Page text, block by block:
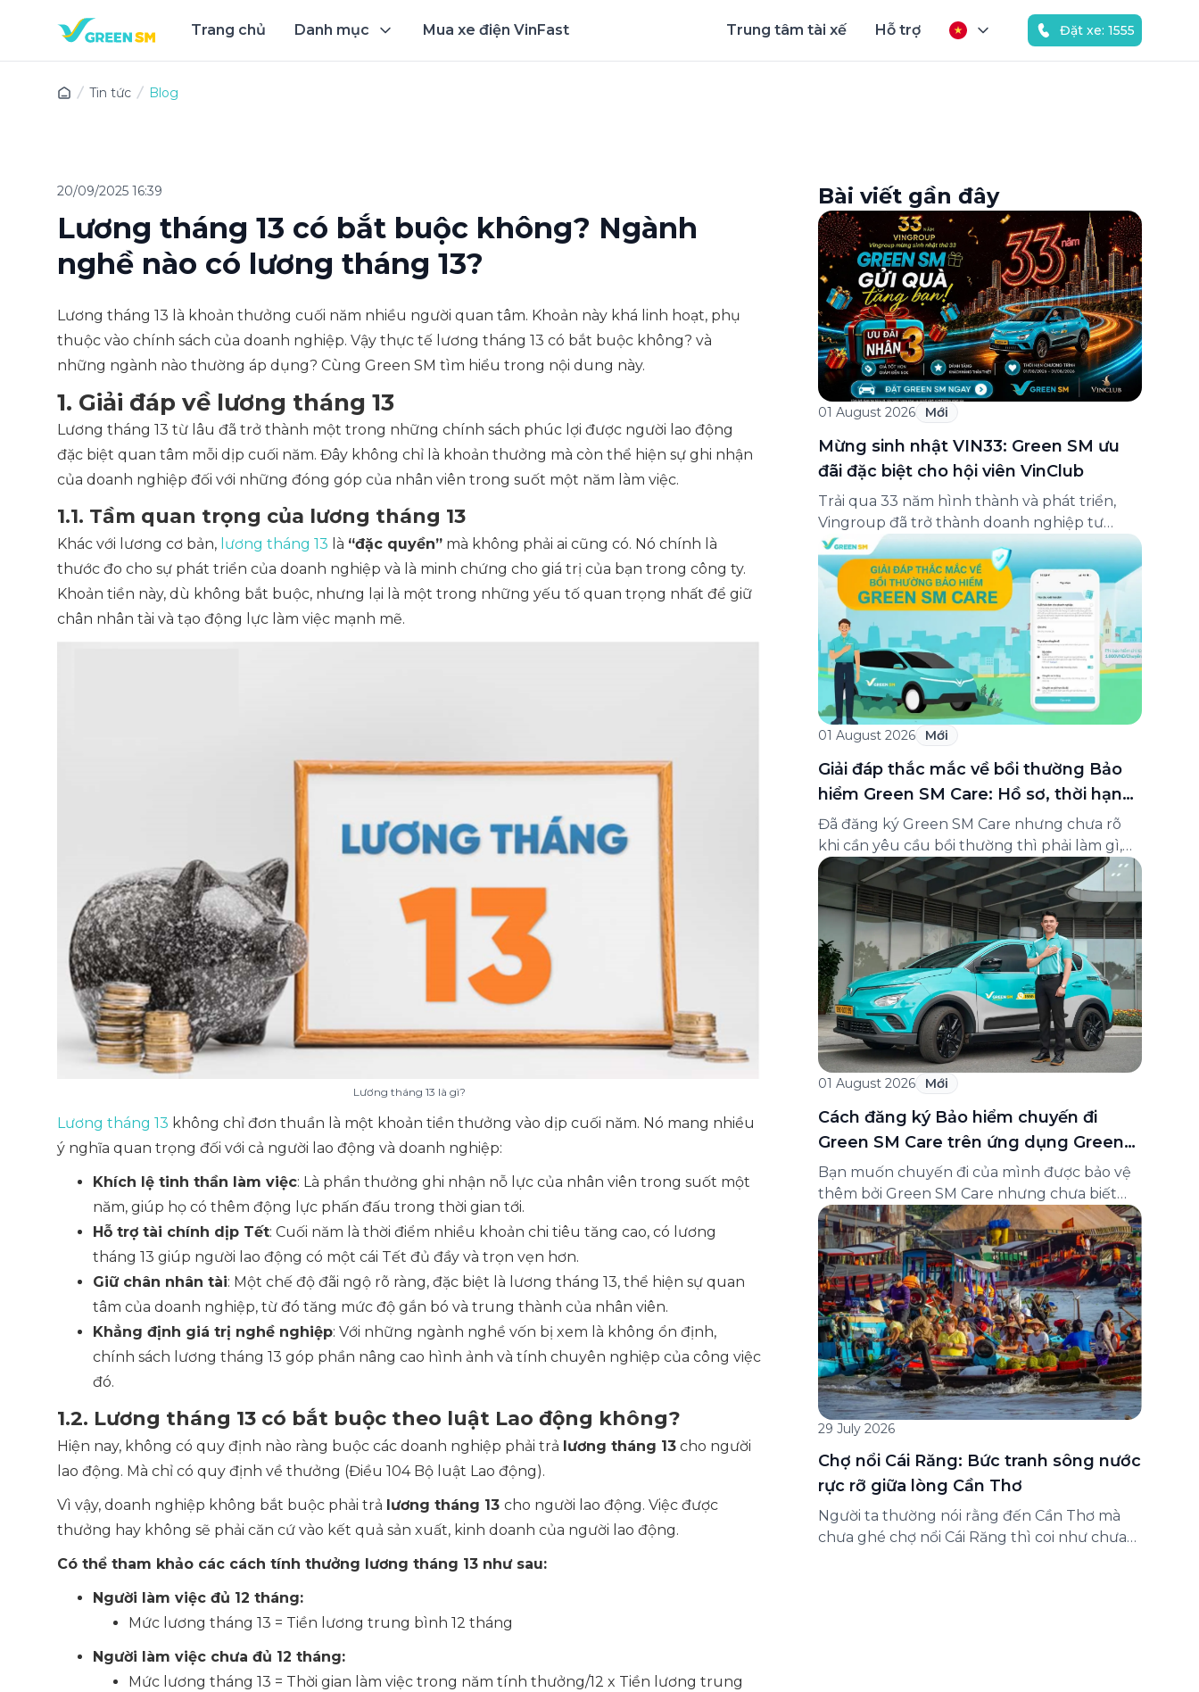
Trang chủ Danh mục Mua xe điện VinFast Trung tâm tài xế Hỗ trợ Đặt xe: 1555
Tin tức Blog
20/09/2025 16:39
Lương tháng 13 có bắt buộc không? Ngành
nghề nào có lương tháng 13?
Lương tháng 13 là khoản thưởng cuối năm nhiều người quan tâm. Khoản này khá linh hoạt, phụ
thuộc vào chính sách của doanh nghiệp. Vậy thực tế lương tháng 13 có bắt buộc không? và
những ngành nào thường áp dụng? Cùng Green SM tìm hiểu trong nội dung này.
1. Giải đáp về lương tháng 13
Lương tháng 13 từ lâu đã trở thành một trong những chính sách phúc lợi được người lao động
đặc biệt quan tâm mỗi dịp cuối năm. Đây không chỉ là khoản thưởng mà còn thể hiện sự ghi nhận
của doanh nghiệp đối với những đóng góp của nhân viên trong suốt một năm làm việc.
1.1. Tầm quan trọng của lương tháng 13
Khác với lương cơ bản, lương tháng 13 là “đặc quyền” mà không phải ai cũng có. Nó chính là
thước đo cho sự phát triển của doanh nghiệp và là minh chứng cho giá trị của bạn trong công ty.
Khoản tiền này, dù không bắt buộc, nhưng lại là một trong những yếu tố quan trọng nhất để giữ
chân nhân tài và tạo động lực làm việc mạnh mẽ.
Lương tháng 13 là gì?
Lương tháng 13 không chỉ đơn thuần là một khoản tiền thưởng vào dịp cuối năm. Nó mang nhiều
ý nghĩa quan trọng đối với cả người lao động và doanh nghiệp:
Khích lệ tinh thần làm việc: Là phần thưởng ghi nhận nỗ lực của nhân viên trong suốt một
năm, giúp họ có thêm động lực phấn đấu trong thời gian tới.
Hỗ trợ tài chính dịp Tết: Cuối năm là thời điểm nhiều khoản chi tiêu tăng cao, có lương
tháng 13 giúp người lao động có một cái Tết đủ đầy và trọn vẹn hơn.
Giữ chân nhân tài: Một chế độ đãi ngộ rõ ràng, đặc biệt là lương tháng 13, thể hiện sự quan
tâm của doanh nghiệp, từ đó tăng mức độ gắn bó và trung thành của nhân viên.
Khẳng định giá trị nghề nghiệp: Với những ngành nghề vốn bị xem là không ổn định,
chính sách lương tháng 13 góp phần nâng cao hình ảnh và tính chuyên nghiệp của công việc
đó.
1.2. Lương tháng 13 có bắt buộc theo luật Lao động không?
Hiện nay, không có quy định nào ràng buộc các doanh nghiệp phải trả lương tháng 13 cho người
lao động. Mà chỉ có quy định về thưởng (Điều 104 Bộ luật Lao động).
Vì vậy, doanh nghiệp không bắt buộc phải trả lương tháng 13 cho người lao động. Việc được
thưởng hay không sẽ phải căn cứ vào kết quả sản xuất, kinh doanh của người lao động.
Có thể tham khảo các cách tính thưởng lương tháng 13 như sau:
Người làm việc đủ 12 tháng:
Mức lương tháng 13 = Tiền lương trung bình 12 tháng
Người làm việc chưa đủ 12 tháng:
Mức lương tháng 13 = Thời gian làm việc trong năm tính thưởng/12 x Tiền lương trung
Bài viết gần đây
01 August 2026 Mới
Mừng sinh nhật VIN33: Green SM ưu
đãi đặc biệt cho hội viên VinClub
Trải qua 33 năm hình thành và phát triển,
Vingroup đã trở thành doanh nghiệp tư
nhân đa ngành lớn nhất Việt Nam, lọt Top 30
doanh nghiệp lớn nhất Đông Nam Á theo
bảng xếp hạng của Tạp chí Fortune (Mỹ).
Nhân kỷ niệm 33 năm thành lập (8/8/1993
đến 8/8/2026), Green SM trân […]
01 August 2026 Mới
Giải đáp thắc mắc về bồi thường Bảo
hiểm Green SM Care: Hồ sơ, thời hạn
và cách liên hệ hỗ trợ
Đã đăng ký Green SM Care nhưng chưa rõ
khi cần yêu cầu bồi thường thì phải làm gì,
hồ sơ ra sao, hay giấy chứng nhận bảo hiểm
tìm ở đâu? Bài viết này tổng hợp đầy đủ các
câu hỏi thường gặp nhất về quy trình bồi
thường và hỗ trợ của Green […]
01 August 2026 Mới
Cách đăng ký Bảo hiểm chuyến đi
Green SM Care trên ứng dụng Green
SM
Bạn muốn chuyến đi của mình được bảo vệ
thêm bởi Green SM Care nhưng chưa biết
đăng ký ở đâu? Bài viết dưới đây sẽ hướng
dẫn chi tiết cách tham gia (và hủy tham gia)
gói bảo hiểm này ngay trên ứng dụng Green
SM, cùng những lưu ý quan trọng trước khi
[…]
29 July 2026
Chợ nổi Cái Răng: Bức tranh sông nước
rực rỡ giữa lòng Cần Thơ
Người ta thường nói rằng đến Cần Thơ mà
chưa ghé chợ nổi Cái Răng thì coi như chưa